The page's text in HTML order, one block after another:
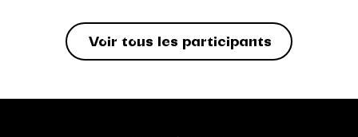
Voir tous les participants